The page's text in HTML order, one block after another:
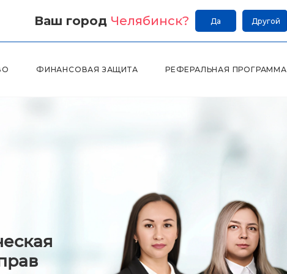
Ваш город Челябинск? Да Другой
ФИНАНСОВАЯ ЗАЩИТА РЕФЕРАЛЬНАЯ ПРОГРАММА